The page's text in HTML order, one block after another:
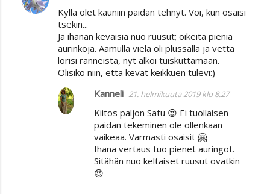
Kyllä olet kauniin paidan tehnyt. Voi, kun osaisi
tsekin...
Ja ihanan keväisiä nuo ruusut; oikeita pieniä
aurinkoja. Aamulla vielä oli plussalla ja vettä
lorisi ränneistä, nyt alkoi tuiskuttamaan.
Olisiko niin, että kevät keikkuen tulevi:)
Kanneli 21. helmikuuta 2019 klo 8.27
Kiitos paljon Satu 😍 Ei tuollaisen
paidan tekeminen ole ollenkaan
vaikeaa. Varmasti osaisit 🤗
Ihana vertaus tuo pienet auringot.
Sitähän nuo keltaiset ruusut ovatkin
😍